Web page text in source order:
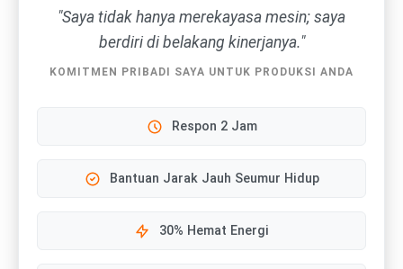
"Saya tidak hanya merekayasa mesin; saya
berdiri di belakang kinerjanya."
KOMITMEN PRIBADI SAYA UNTUK PRODUKSI ANDA
Respon 2 Jam
Bantuan Jarak Jauh Seumur Hidup
30% Hemat Energi